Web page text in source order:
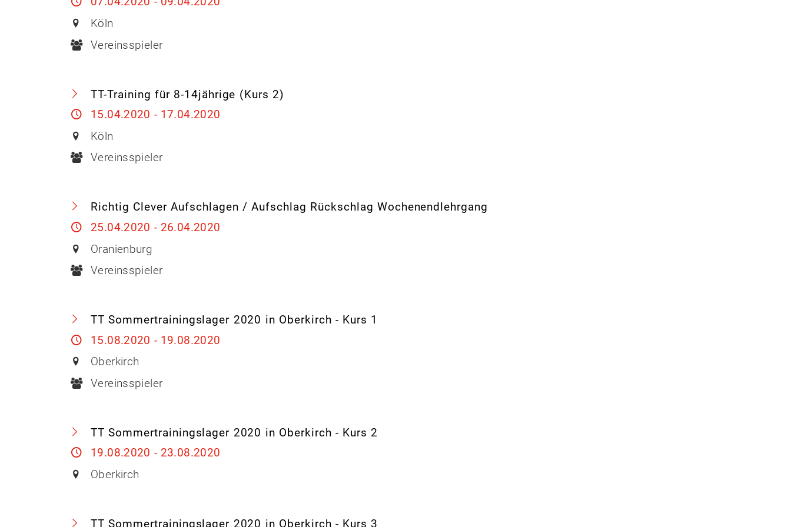
Köln
Vereinsspieler
TT-Training für 8-14jährige (Kurs 2)
15.04.2020 - 17.04.2020
Köln
Vereinsspieler
Richtig Clever Aufschlagen / Aufschlag Rückschlag Wochenendlehrgang
25.04.2020 - 26.04.2020
Oranienburg
Vereinsspieler
TT Sommertrainingslager 2020 in Oberkirch - Kurs 1
15.08.2020 - 19.08.2020
Oberkirch
Vereinsspieler
TT Sommertrainingslager 2020 in Oberkirch - Kurs 2
19.08.2020 - 23.08.2020
Oberkirch
TT Sommertrainingslager 2020 in Oberkirch - Kurs 3